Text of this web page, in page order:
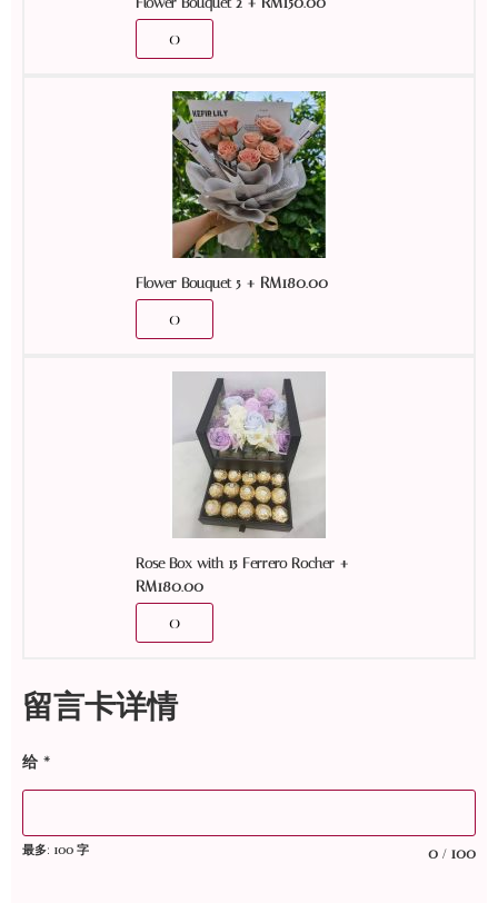
Flower Bouquet 5 + RM180.00
Rose Box with 15 Ferrero Rocher +
RM180.00
留言卡详情
给 *
0 / 100
最多: 100 字